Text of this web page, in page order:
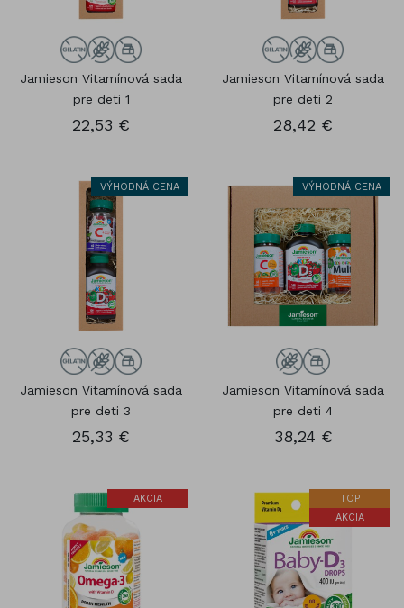
Jamieson Vitamínová sada
pre deti 1
22,53 €
Jamieson Vitamínová sada
pre deti 2
28,42 €
VÝHODNÁ CENA
Jamieson Vitamínová sada
pre deti 3
25,33 €
VÝHODNÁ CENA
Jamieson Vitamínová sada
pre deti 4
38,24 €
AKCIA
TOP
AKCIA